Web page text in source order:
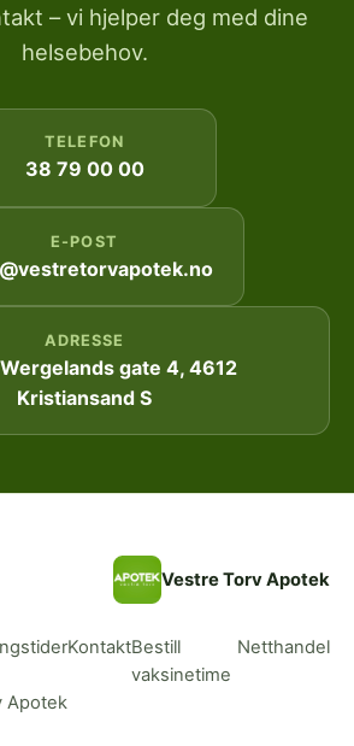
– vi hjelper deg med dine
helsebehov.
TELEFON
38 79 00 00
E-POST
ADRESSE
gate 4, 4612
Kristiansand S
Vestre Torv Apotek
KontaktBestill
vaksinetime
Netthandel
Apotek